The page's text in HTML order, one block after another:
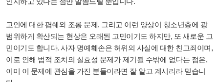
고인에 대한 폄훼와 조롱 문제, 그리고 이런 양상이 청소년층에 광
범위하게 확산되는 현상은 오래된 고민이기도 하지만, 또 새로운 고
민이기도 합니다. 사자 명예훼손은 허위의 사실에 대한 친고죄이며,
이로 인해 법적 조치의 실효성 문제가 제기될 수밖에 없다는 점은,
이미 이 문제에 관심을 가진 분들이라면 잘 알고 계시리라 믿습니